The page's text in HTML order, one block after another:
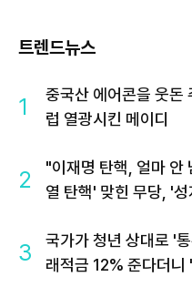
트렌드뉴스
1
중국산 에어콘을 웃돈
럽 열광시킨 메이디
2
"이재명 탄핵, 얼마 안
열 탄핵' 맞힌 무당, '
3
국가가 청년 상대로 '
래적금 12% 준다더니